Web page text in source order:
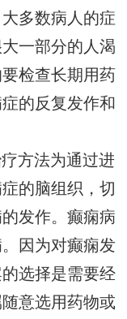
多数病人的症
一部分的人渴
检查长期用药
的反复发作和
方法为通过进
的脑组织，切
发作。癫痫病
因为对癫痫发
选择是需要经
意选用药物或